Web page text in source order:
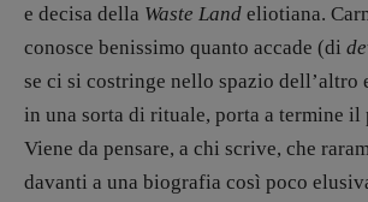
EDAZIONE
Giuseppe Costigliola
Anna da Re,Roberto Derobertis,Elio
Grasso, Fabio Malagnini,Valentina
Marcoli,Elisabetta Michielin,Nicole
Spallina
Roberto Sturm Tania Tonin
e decisa della Waste Land eliotiana.
conosce benissimo quanto accade (di
se ci si costringe nello spazio
in una sorta di rituale, porta a termine il
Viene da pensare, a chi scrive, che
davanti a una biografia così poco